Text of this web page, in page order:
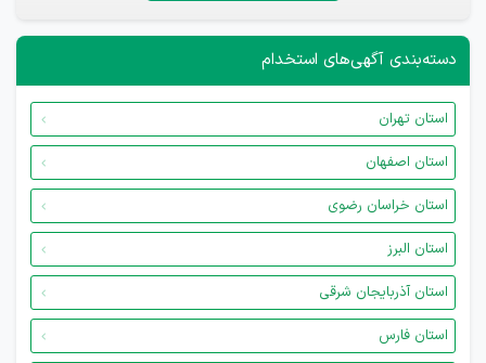
دسته‌بندی آگهی‌های استخدام
استان تهران
استان اصفهان
استان خراسان رضوی
استان البرز
استان آذربایجان شرقی
استان فارس